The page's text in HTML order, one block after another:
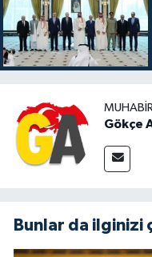
Gökçe
Bunlar da ilginizi